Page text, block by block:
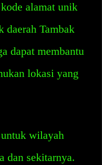
alamat unik
daerah Tambak
dapat membantu
lokasi yang
wilayah
dan sekitarnya.